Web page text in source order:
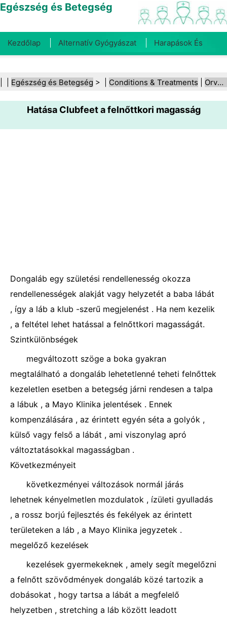
Egészség és Betegség
Kezdőlap Alternatív Gyógyászat Harapások És
Fogegészség Diéta És Táplálkozás Családi
Egészség Egészségügyi Ágazat Mentális Egészség
Közegészségügy És Biztonság Sebészet És
Egészség és Betegség > | Conditions & Treatments Orvosi állapotok
Hatása Clubfeet a felnőttkori magasság
Dongaláb egy születési rendellenesség okozza
rendellenességek alakját vagy helyzetét a baba lábát
, így a láb a klub -szerű megjelenést . Ha nem kezelik
, a feltétel lehet hatással a felnőttkori magasságát.
Szintkülönbségek
megváltozott szöge a boka gyakran
megtalálható a dongaláb lehetetlenné teheti felnőttek
kezeletlen esetben a betegség járni rendesen a talpa
a lábuk , a Mayo Klinika jelentések . Ennek
kompenzálására , az érintett egyén séta a golyók ,
külső vagy felső a lábát , ami viszonylag apró
változtatásokkal magasságban .
Következményeit
következményei változások normál járás
lehetnek kényelmetlen mozdulatok , ízületi gyulladás
, a rossz borjú fejlesztés és fekélyek az érintett
területeken a láb , a Mayo Klinika jegyzetek .
megelőző kezelések
kezelések gyermekeknek , amely segít megelőzni
a felnőtt szövődmények dongaláb közé tartozik a
dobásokat , hogy tartsa a lábát a megfelelő
helyzetben , stretching a láb között leadott